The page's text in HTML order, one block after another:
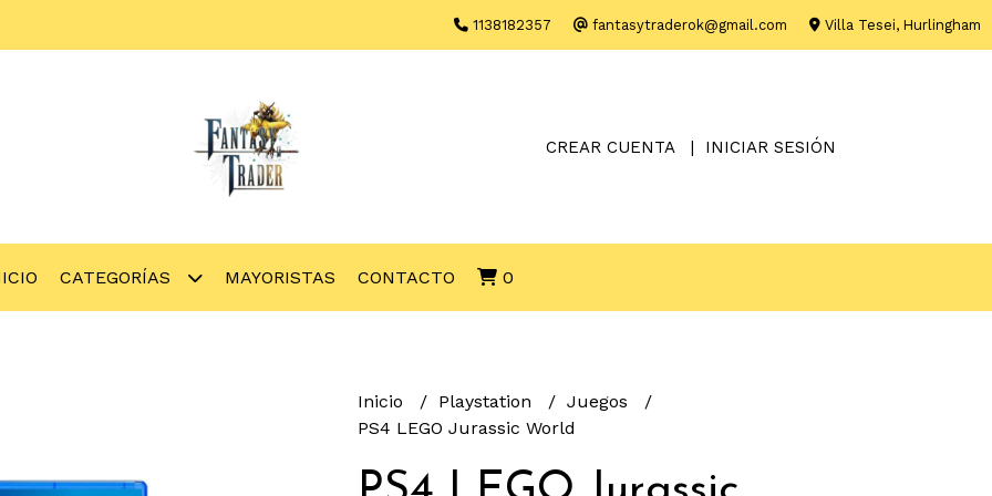
1138182357 fantasytraderok@gmail.com Villa Tesei, Hurlingham
CREAR CUENTA INICIAR SESIÓN
CATEGORÍAS MAYORISTAS CONTACTO 0
Inicio Playstation
Juegos
PS4 LEGO Jurassic World